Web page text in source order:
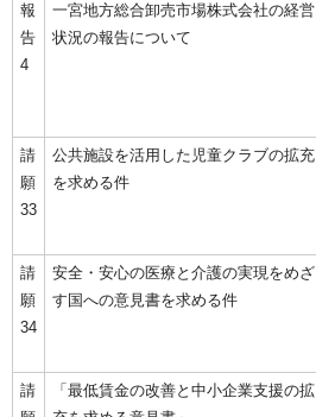
報
告
4
一宮地方総合卸売市場株式会社の経営
状況の報告について
請
願
33
公共施設を活用した児童クラブの拡充
を求める件
請
願
34
安全・安心の医療と介護の実現をめざ
す国への意見書を求める件
請
「最低賃金の改善と中小企業支援の拡